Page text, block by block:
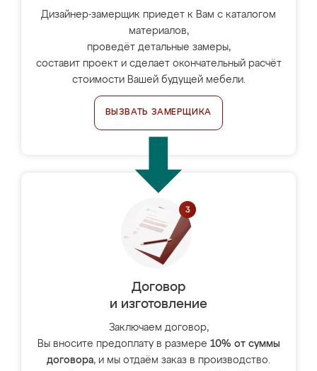
Дизайнер-замерщик приедет к Вам с каталогом
материалов,
проведёт детальные замеры,
составит проект и сделает окончательный расчёт
стоимости Вашей будущей мебели.
ВЫЗВАТЬ ЗАМЕРЩИКА
Договор
и изготовление
Заключаем договор,
Вы вносите предоплату в размере 10% от суммы
договора, и мы отдаём заказ в производство.